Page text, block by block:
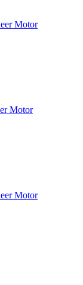
Motor
Motor
Motor